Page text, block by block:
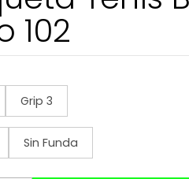
102
Grip 3
Sin Funda